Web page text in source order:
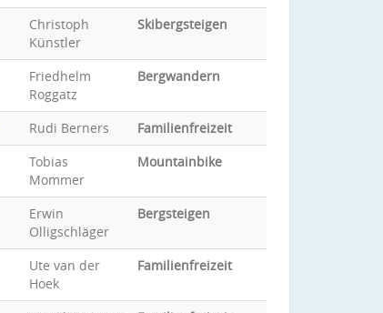
Christoph
Künstler
Skibergsteigen
Friedhelm
Roggatz
Bergwandern
Rudi Berners
Familienfreizeit
Tobias
Mommer
Mountainbike
Erwin
Olligschläger
Bergsteigen
Ute van der
Hoek
Familienfreizeit